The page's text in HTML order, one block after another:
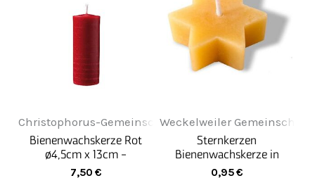
Christophorus-Gemeinschaft
Bienenwachskerze Rot
ø4,5cm x 13cm -
Stumpenkerze
Bienenwachs
7,50 €
Weckelweiler
Sternkerzen
Bienenwachskerze in
Sternform - klein
0,95€